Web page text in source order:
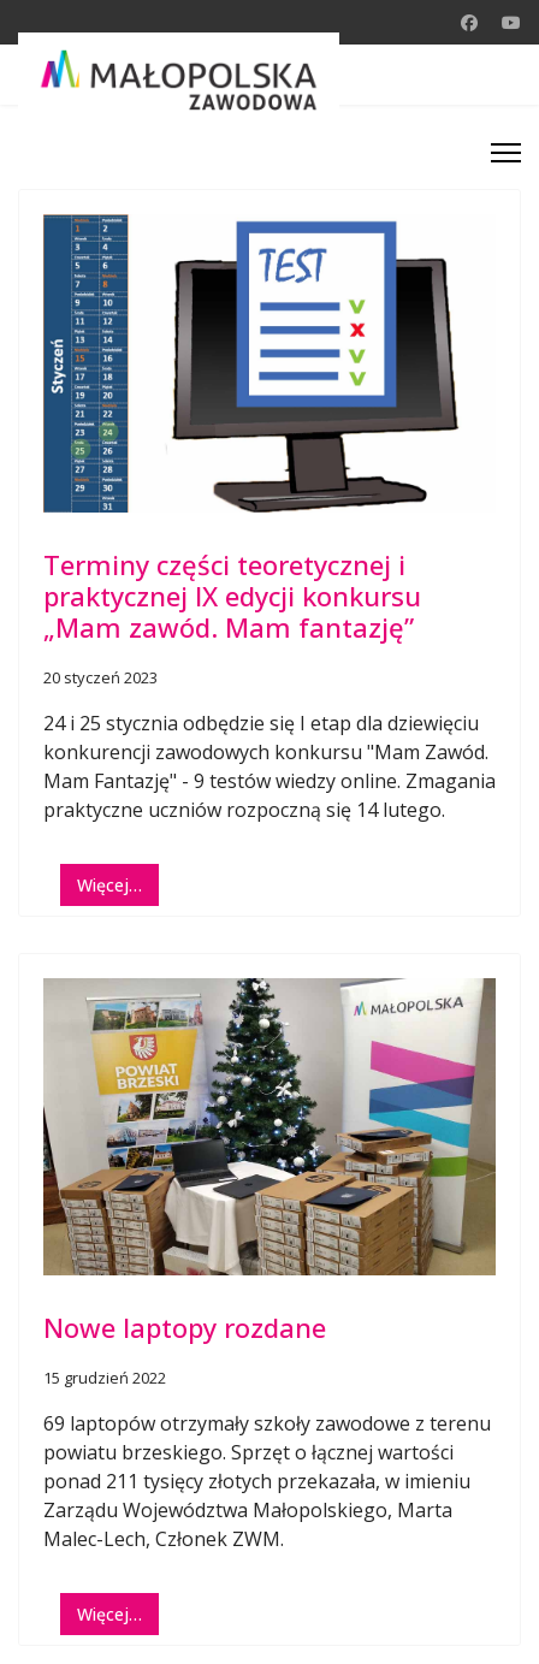
Terminy części teoretycznej i
praktycznej IX edycji konkursu
„Mam zawód. Mam fantazję”
20 styczeń 2023
24 i 25 stycznia odbędzie się I etap dla dziewięciu
konkurencji zawodowych konkursu "Mam Zawód.
Mam Fantazję" - 9 testów wiedzy online. Zmagania
praktyczne uczniów rozpoczną się 14 lutego.
Więcej…
Nowe laptopy rozdane
15 grudzień 2022
69 laptopów otrzymały szkoły zawodowe z terenu
powiatu brzeskiego. Sprzęt o łącznej wartości
ponad 211 tysięcy złotych przekazała, w imieniu
Zarządu Województwa Małopolskiego, Marta
Malec-Lech, Członek ZWM.
Więcej…